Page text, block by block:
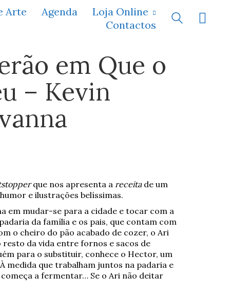
Arte Agenda
Loja Online
Contactos
em Que o
– Kevin
que nos apresenta a receitade um
e ilustrações belíssimas.
em mudar-se para a cidade e tocar com a
da família e os pais, que contam com
o cheiro do pão acabado de cozer, o Ari
da vida entre fornos e sacos de
para o substituir, conhece o Hector, um
medida que trabalham juntos na padaria e
a fermentar… Se o Ari não deitar